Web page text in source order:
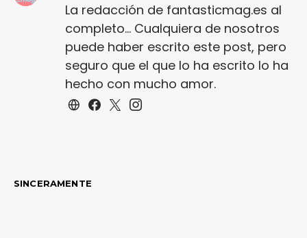
La redacción de fantasticmag.es al
completo... Cualquiera de nosotros
puede haber escrito este post, pero
seguro que el que lo ha escrito lo ha
hecho con mucho amor.
SINCERAMENTE